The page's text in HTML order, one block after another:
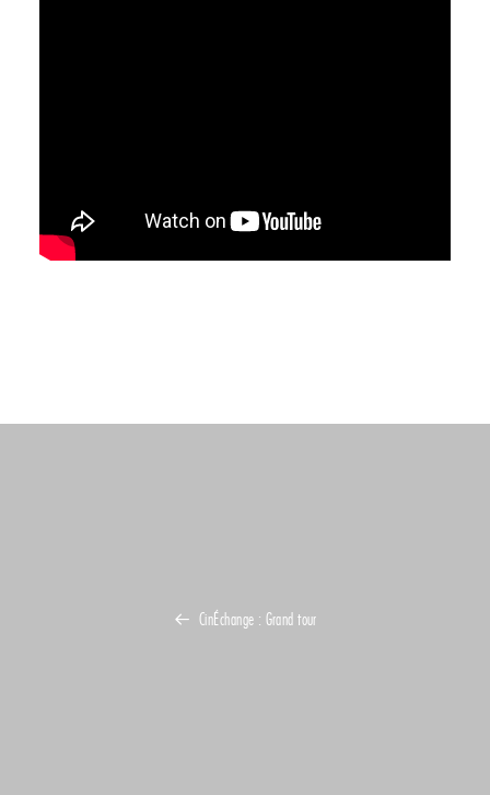
CinÉchange : Grand tour